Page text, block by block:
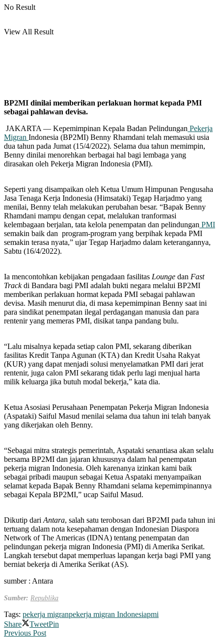
No Result
View All Result
BP2MI dinilai memberikan perlakuan hormat kepada PMI
sebagai pahlawan devisa.
JAKARTA — Kepemimpinan Kepala Badan Pelindungan Pekerja
Migran Indonesia (BP2MI) Benny Rhamdani telah memasuki usia
dua tahun pada Jumat (15/4/2022). Selama dua tahun memimpin,
Benny dinilai menorehkan berbagai hal bagi lembaga yang
dirasakan oleh Pekerja Migran Indonesia (PMI).
Seperti yang disampaikan oleh Ketua Umum Himpunan Pengusaha
Jasa Tenaga Kerja Indonesia (Himsataki) Tegap Harjadmo yang
menilai, Benny telah melakukan perubahan besar. “Bapak Benny
Rhamdani mampu dengan cepat, melalukan tranformasi
kelembagaan berjalan, tata kelola penempatan dan pelindungan PMI
semakin baik dan program-program yang berpihak kepada PMI
semakin terasa nyata,” ujar Tegap Harjadmo dalam keterangannya,
Sabtu (16/4/2022).
Ia mencontohkan kebijakan pengadaan fasilitas Lounge dan Fast
Trackdi Bandara bagi PMI adalah bukti negara melalui BP2MI
memberikan perlakuan hormat kepada PMI sebagai pahlawan
devisa. Masih menurut dia, di masa kepemimpinan Benny saat ini
para sindikat penempatan ilegal perdagangan manusia dan para
rentenir yang memeras PMI, disikat tanpa pandang bulu.
“Lalu misalnya kepada setiap calon PMI, sekarang diberikan
fasilitas Kredit Tanpa Agunan (KTA) dan Kredit Usaha Rakyat
(KUR) yang dapat menjadi solusi menyelamatkan PMI dari jerat
rentenir, juga calon PMI sekarang tidak perlu lagi menjual harta
milik keluarga jika butuh modal bekerja,” kata dia.
Ketua Asosiasi Perusahaan Penempatan Pekerja Migran Indonesia
(Aspataki) Saiful Masud menilai selama dua tahun ini telah banyak
yang dikerjakan oleh Benny.
“Sebagai mitra strategis pemerintah, Aspataki senantiasa akan selalu
bersama BP2MI dan jajaran khususnya dalam hal penempatan
pekerja migran Indonesia. Oleh karenanya izinkan kami baik
sebagai pribadi maupun sebagai Ketua Aspataki menyampaikan
selamat kepada Bapak Benny Rhamdani selama kepemimpinannya
sebagai Kepala BP2MI,” ucap Saiful Masud.
Dikutip dari Antara, salah satu terobosan dari BP2MI pada tahun ini
tertuang dalam nota kesepahaman dengan Indonesian Diaspora
Network of The Americas (IDNA) tentang penempatan dan
pelindungan pekerja migran Indonesia (PMI) di Amerika Serikat.
Langkah tersebut dapat memperluas lapangan kerja bagi PMI yang
berniat bekerja di Amerika Serikat (AS).
sumber : Antara
Sumber: Republika
Tags: pekerja migranpekerja migran Indonesiapmi
Share
TweetPin
Previous Post